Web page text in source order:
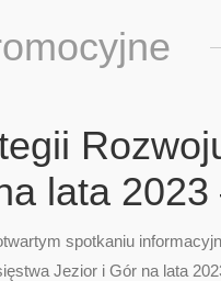
lata 2023
spotkaniu
Jezior i Gór na lata